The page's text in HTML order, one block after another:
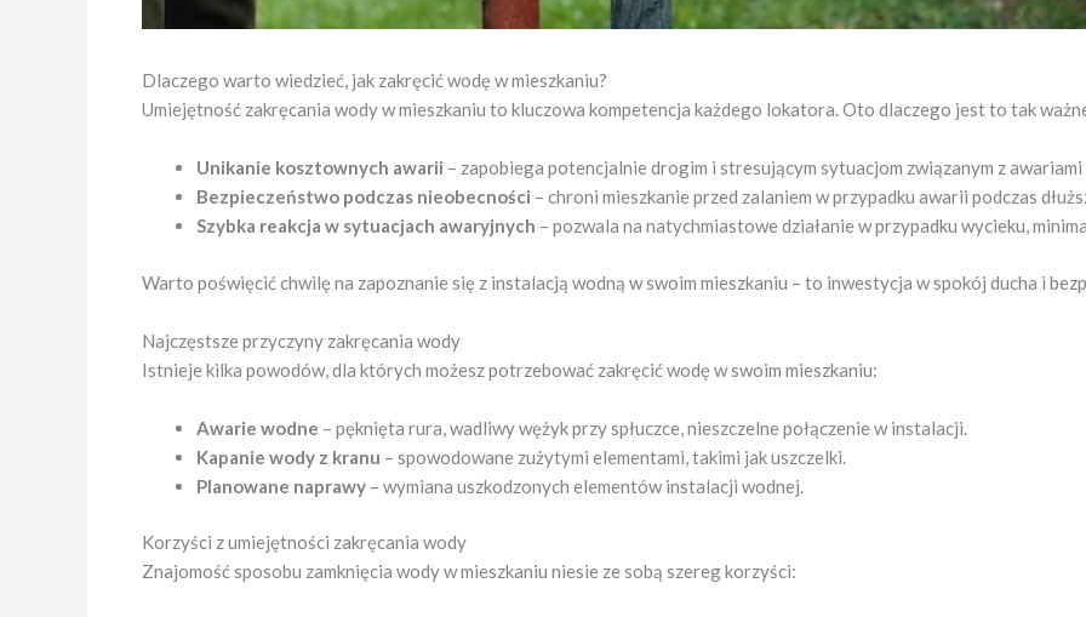
Dlaczego warto wiedzieć, jak zakręcić wodę w mieszkaniu?
Umiejętność zakręcania wody w mieszkaniu to kluczowa kompetencja każdego lokatora. Oto dlaczego jest to tak
Unikanie kosztownych awarii – zapobiega potencjalnie drogim i stresującym sytuacjom związanym z
Bezpieczeństwo podczas nieobecności – chroni mieszkanie przed zalaniem w przypadku awarii podczas
Szybka reakcja w sytuacjach awaryjnych – pozwala na natychmiastowe działanie w przypadku wycieku,
Warto poświęcić chwilę na zapoznanie się z instalacją wodną w swoim mieszkaniu – to inwestycja w spokój ducha i
Najczęstsze przyczyny zakręcania wody
Istnieje kilka powodów, dla których możesz potrzebować zakręcić wodę w swoim mieszkaniu:
Awarie wodne – pęknięta rura, wadliwy wężyk przy spłuczce, nieszczelne połączenie w instalacji.
Kapanie wody z kranu – spowodowane zużytymi elementami, takimi jak uszczelki.
Planowane naprawy – wymiana uszkodzonych elementów instalacji wodnej.
Korzyści z umiejętności zakręcania wody
Znajomość sposobu zamknięcia wody w mieszkaniu niesie ze sobą szereg korzyści: